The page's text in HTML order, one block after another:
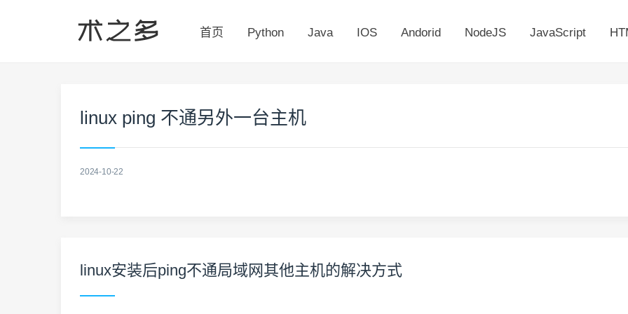
首页 Python Java IOS Andorid NodeJS JavaScript
linux ping 不通另外一台主机
2024-10-22
linux安装后ping不通局域网其他主机的解决方式